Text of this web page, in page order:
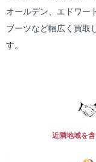
オールデン、エドワー
ブーツなど幅広く買取
す。
近隣地域を